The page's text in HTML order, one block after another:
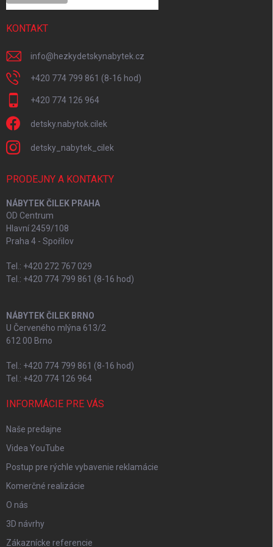
KONTAKT
info@hezkydetskynabytek.cz
+420 774 799 861 (8-16 hod)
+420 774 126 964
detsky.nabytok.cilek
detsky_nabytek_cilek
PRODEJNY A KONTAKTY
NÁBYTEK ČILEK PRAHA
OD Centrum
Hlavní 2459/108
Praha 4 - Spořilov
Tel.: +420 272 767 029
Tel.: +420 774 799 861 (8-16 hod)
NÁBYTEK ČILEK BRNO
U Červeného mlýna 613/2
612 00 Brno
Tel.: +420 774 799 861 (8-16 hod)
Tel.: +420 774 126 964
INFORMÁCIE PRE VÁS
Naše predajne
Videa YouTube
Postup pre rýchle vybavenie reklamácie
Komerčné realizácie
O nás
3D návrhy
Zákaznícke referencie